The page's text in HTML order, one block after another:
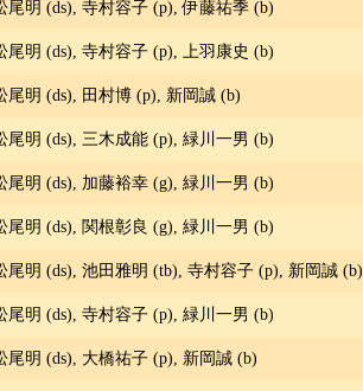
尾明 (ds), 寺村容子 (p), 伊藤祐季 (b)
尾明 (ds), 寺村容子 (p), 上羽康史 (b)
尾明 (ds), 田村博 (p), 新岡誠 (b)
尾明 (ds), 三木成能 (p), 緑川一男 (b)
尾明 (ds), 加藤裕幸 (g), 緑川一男 (b)
尾明 (ds), 関根彰良 (g), 緑川一男 (b)
尾明 (ds), 池田雅明 (tb), 寺村容子 (p), 新岡誠 (b)
尾明 (ds), 寺村容子 (p), 緑川一男 (b)
尾明 (ds), 大橋祐子 (p), 新岡誠 (b)